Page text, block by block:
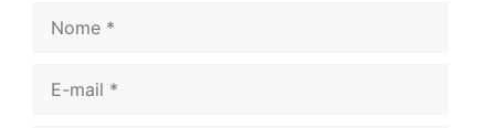
Nome